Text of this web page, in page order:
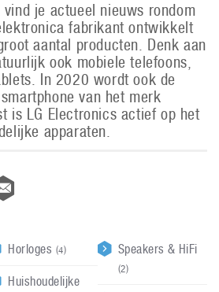
vind je actueel nieuws rondom
fabrikant ontwikkelt
aantal producten. Denk aan
ook mobiele telefoons,
In 2020 wordt ook de
van het merk
is LG Electronics actief op het
apparaten.
Horloges (4)
Huishoudelijke
Speakers & HiFi
(2)